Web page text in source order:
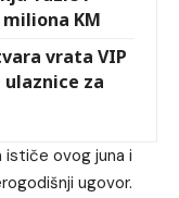
KM
vrata VIP
za
ističe ovog juna i
ugovor.